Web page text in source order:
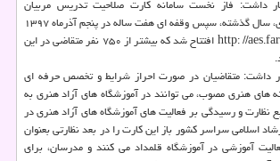
داشت: فاز نخست سامانه كارت صلاحیت تدریس مربیان
آموزشگاه های آزاد هنری، سال گذشته، سپس وقفه ای هفت ساله در پنجم آذرماه ۱۳۹۷
به نشانی http: //aes.farhang.gov.ir افتتاح شد كه بیشتر از ۷۵۰ نفر متقاضی در این
داشت: متقاضیان در صورت احراز شرایط و تخصص حرفه ای
های هنری مصوب، می توانند در آموزشگاه های آزاد هنری به
نظارت و رسیدگی بر فعالیت های آموزشگاه های آزاد هنری در
اسلامی سراسر كشور باز این كارت را در بعد نظارتی بعنوان
آموزشی در آموزشگاه قلمداد می كنند و مدرسان، برای